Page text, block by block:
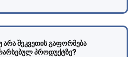
არა შეკვეთის გაფორმება
პროდუქტზე?